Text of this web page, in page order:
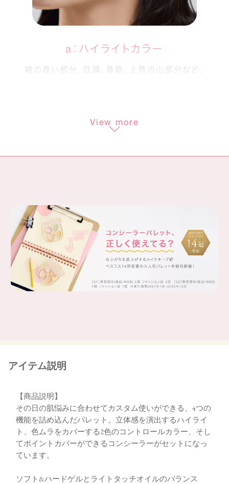
a：ハイライトカラー
頬の高い部分、目頭、鼻筋、上唇の山部分など、
小鼻周りや頬など、
さりげなくトーンアップ。
d：コンシーラー
シミやニキビ跡をポイントでしっかりカバー。
cとブレンドしても。
View more
アイテム説明
【商品説明】
その日の肌悩みに合わせてカスタム使いができる、4つの
機能を詰め込んだパレット。立体感を演出するハイライ
ト、色ムラをカバーする2色のコントロールカラー、そし
てポイントカバーができるコンシーラーがセットになっ
ています。
ソフト&ハードゲルとライトタッチオイルのバランス